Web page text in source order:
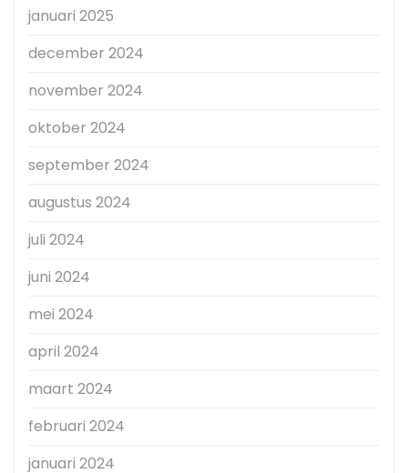
januari 2025
december 2024
november 2024
oktober 2024
september 2024
augustus 2024
juli 2024
juni 2024
mei 2024
april 2024
maart 2024
februari 2024
januari 2024